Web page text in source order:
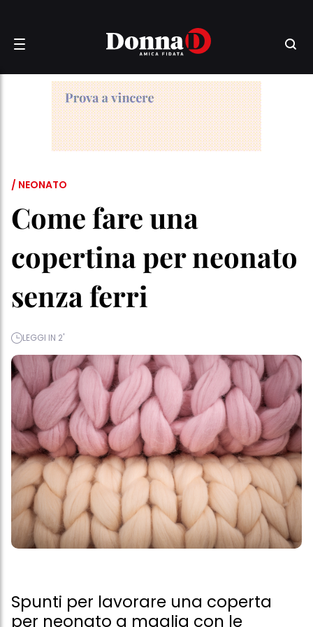
/ NEONATO
Come fare una
copertina per neonato
senza ferri
LEGGI IN 2'
Spunti per lavorare una coperta
per neonato a maglia con le